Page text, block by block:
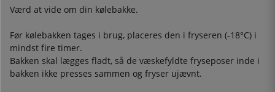
Værd at vide om din kølebakke.
Før kølebakken tages i brug, placeres den i fryseren (-18°C) i
mindst fire timer.
Bakken skal lægges fladt, så de væskefyldte fryseposer inde i
bakken ikke presses sammen og fryser ujævnt.